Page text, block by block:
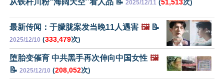
2025/12/11 (51,513次)
最新传闻：于朦胧案发当晚11人遇害 🖼️📝
2025/12/10 (333,479次)
堕胎变催育 中共黑手再次伸向中国女性 🖼️
📝 2025/12/10 (208,052次)